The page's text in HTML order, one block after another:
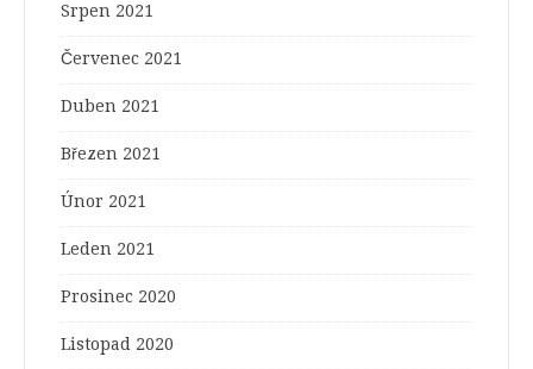
Srpen 2021
Červenec 2021
Duben 2021
Březen 2021
Únor 2021
Leden 2021
Prosinec 2020
Listopad 2020